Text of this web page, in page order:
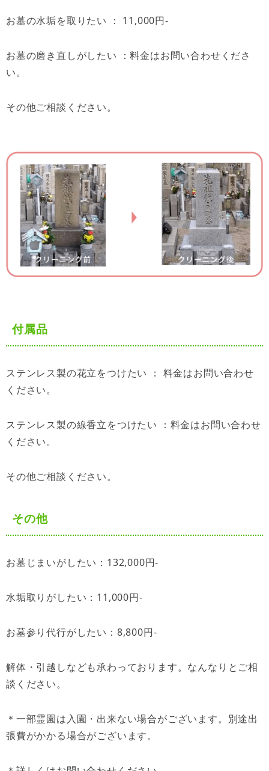
お墓の水垢を取りたい ： 11,000円-
お墓の磨き直しがしたい ：料金はお問い合わせくださ
い。
その他ご相談ください。
付属品
ステンレス製の花立をつけたい ： 料金はお問い合わせ
ください。
ステンレス製の線香立をつけたい ：料金はお問い合わせ
ください。
その他ご相談ください。
その他
お墓じまいがしたい：132,000円-
水垢取りがしたい：11,000円-
お墓参り代行がしたい：8,800円-
解体・引越しなども承わっております。なんなりとご相
談ください。
＊一部霊園は入園・出来ない場合がございます。別途出
張費がかかる場合がございます。